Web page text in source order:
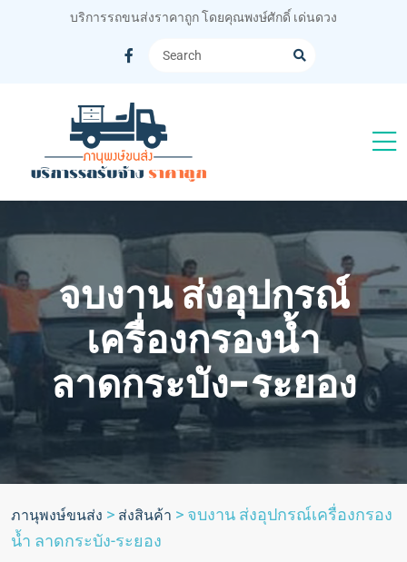
บริการรถขนส่งราคาถูก โดยคุณพงษ์ศักดิ์ เด่นดวง
จบงาน ส่งอุปกรณ์
เครื่องกรองน้ำ
ลาดกระบัง-ระยอง
ภานุพงษ์ขนส่ง > ส่งสินค้า > จบงาน ส่งอุปกรณ์เครื่องกรอง
น้ำ ลาดกระบัง-ระยอง